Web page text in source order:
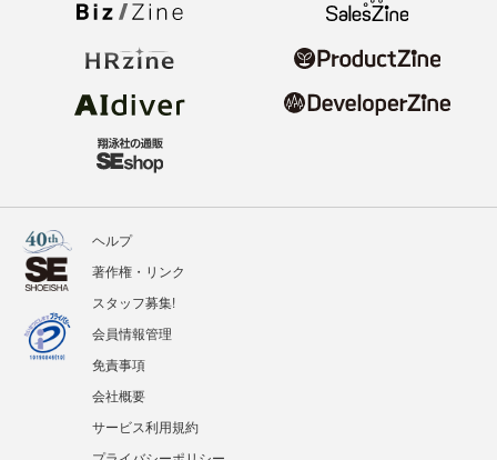
ヘルプ
著作権・リンク
スタッフ募集!
会員情報管理
免責事項
会社概要
サービス利用規約